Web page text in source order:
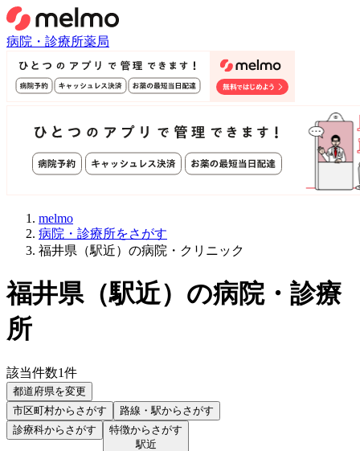
病院・診療所薬局
melmo
病院・診療所をさがす
福井県（駅近）の病院・クリニック
福井県（駅近） の病院・診療
所
該当件数1件
都道府県を変更
市区町村からさがす 路線・駅からさがす
診療科からさがす
特徴からさがす
駅近